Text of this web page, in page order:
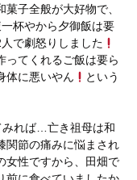
子全般が大好物で、
杯やから夕御飯は要
で劇怒りしました
ってくれるご飯は要ら
体に悪いやん
という
みれば…亡き祖母は和
関節の痛みに悩まされ
女性ですから、田畑で